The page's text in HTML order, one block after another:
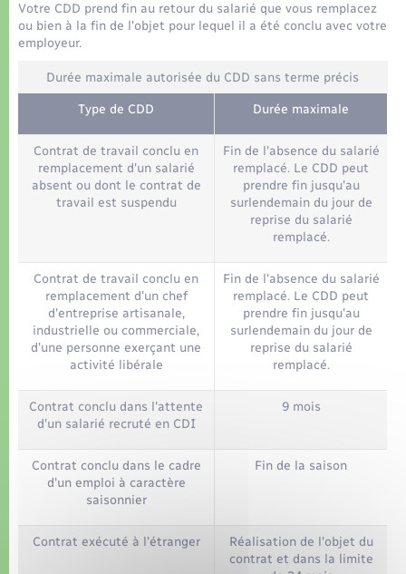
Votre CDD prend fin au retour du salarié que vous remplacez
ou bien à la fin de l'objet pour lequel il a été conclu avec votre
employeur.
Durée maximale autorisée du CDD sans terme précis
Type de CDD Durée maximale
Contrat de travail conclu en
remplacement d'un salarié
absent ou dont le contrat de
travail est suspendu
Fin de l'absence du salarié
remplacé. Le CDD peut
prendre fin jusqu'au
surlendemain du jour de
reprise du salarié
remplacé.
Contrat de travail conclu en
remplacement d'un chef
d'entreprise artisanale,
industrielle ou commerciale,
d'une personne exerçant une
activité libérale
Fin de l'absence du salarié
remplacé. Le CDD peut
prendre fin jusqu'au
surlendemain du jour de
reprise du salarié
remplacé.
Contrat conclu dans l'attente
d'un salarié recruté en CDI
9 mois
Contrat conclu dans le cadre
d'un emploi à caractère
saisonnier
Fin de la saison
Contrat exécuté à l'étranger
Réalisation de l'objet du
contrat et dans la limite